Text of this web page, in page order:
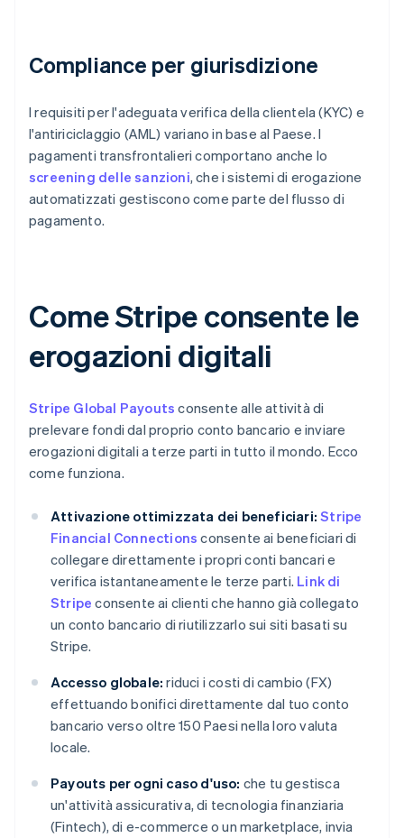
Compliance per giurisdizione
I requisiti per l'adeguata verifica della clientela (KYC) e
l'antiriciclaggio (AML) variano in base al Paese. I
pagamenti transfrontalieri comportano anche lo
screening delle sanzioni, che i sistemi di erogazione
automatizzati gestiscono come parte del flusso di
pagamento.
Come Stripe consente le
erogazioni digitali
Stripe Global Payouts consente alle attività di
prelevare fondi dal proprio conto bancario e inviare
erogazioni digitali a terze parti in tutto il mondo. Ecco
come funziona.
Attivazione ottimizzata dei beneficiari: Stripe
Financial Connections consente ai beneficiari di
collegare direttamente i propri conti bancari e
verifica istantaneamente le terze parti. Link di
Stripe consente ai clienti che hanno già collegato
un conto bancario di riutilizzarlo sui siti basati su
Stripe.
Accesso globale: riduci i costi di cambio (FX)
effettuando bonifici direttamente dal tuo conto
bancario verso oltre 150 Paesi nella loro valuta
locale.
Payouts per ogni caso d'uso: che tu gestisca
un'attività assicurativa, di tecnologia finanziaria
(Fintech), di e-commerce o un marketplace, invia